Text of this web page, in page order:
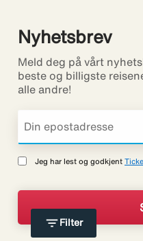
filter_list Filter
Nyhetsbrev
Meld deg på vårt
beste og billigste
alle andre!
Jeg har lest og godkjent